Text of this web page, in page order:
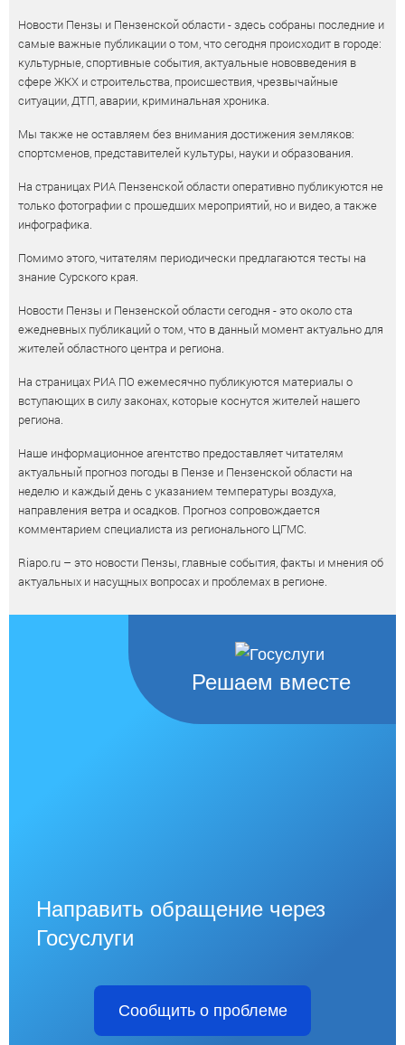
Новости Пензы и Пензенской области - здесь собраны последние и
самые важные публикации о том, что сегодня происходит в городе:
культурные, спортивные события, актуальные нововведения в
сфере ЖКХ и строительства, происшествия, чрезвычайные
ситуации, ДТП, аварии, криминальная хроника.
Мы также не оставляем без внимания достижения земляков:
спортсменов, представителей культуры, науки и образования.
На страницах РИА Пензенской области оперативно публикуются не
только фотографии с прошедших мероприятий, но и видео, а также
инфографика.
Помимо этого, читателям периодически предлагаются тесты на
знание Сурского края.
Новости Пензы и Пензенской области сегодня - это около ста
ежедневных публикаций о том, что в данный момент актуально для
жителей областного центра и региона.
На страницах РИА ПО ежемесячно публикуются материалы о
вступающих в силу законах, которые коснутся жителей нашего
региона.
Наше информационное агентство предоставляет читателям
актуальный прогноз погоды в Пензе и Пензенской области на
неделю и каждый день с указанием температуры воздуха,
направления ветра и осадков. Прогноз сопровождается
комментарием специалиста из регионального ЦГМС.
Riapo.ru – это новости Пензы, главные события, факты и мнения об
актуальных и насущных вопросах и проблемах в регионе.
Решаем вместе
Направить обращение через
Госуслуги
Сообщить о проблеме